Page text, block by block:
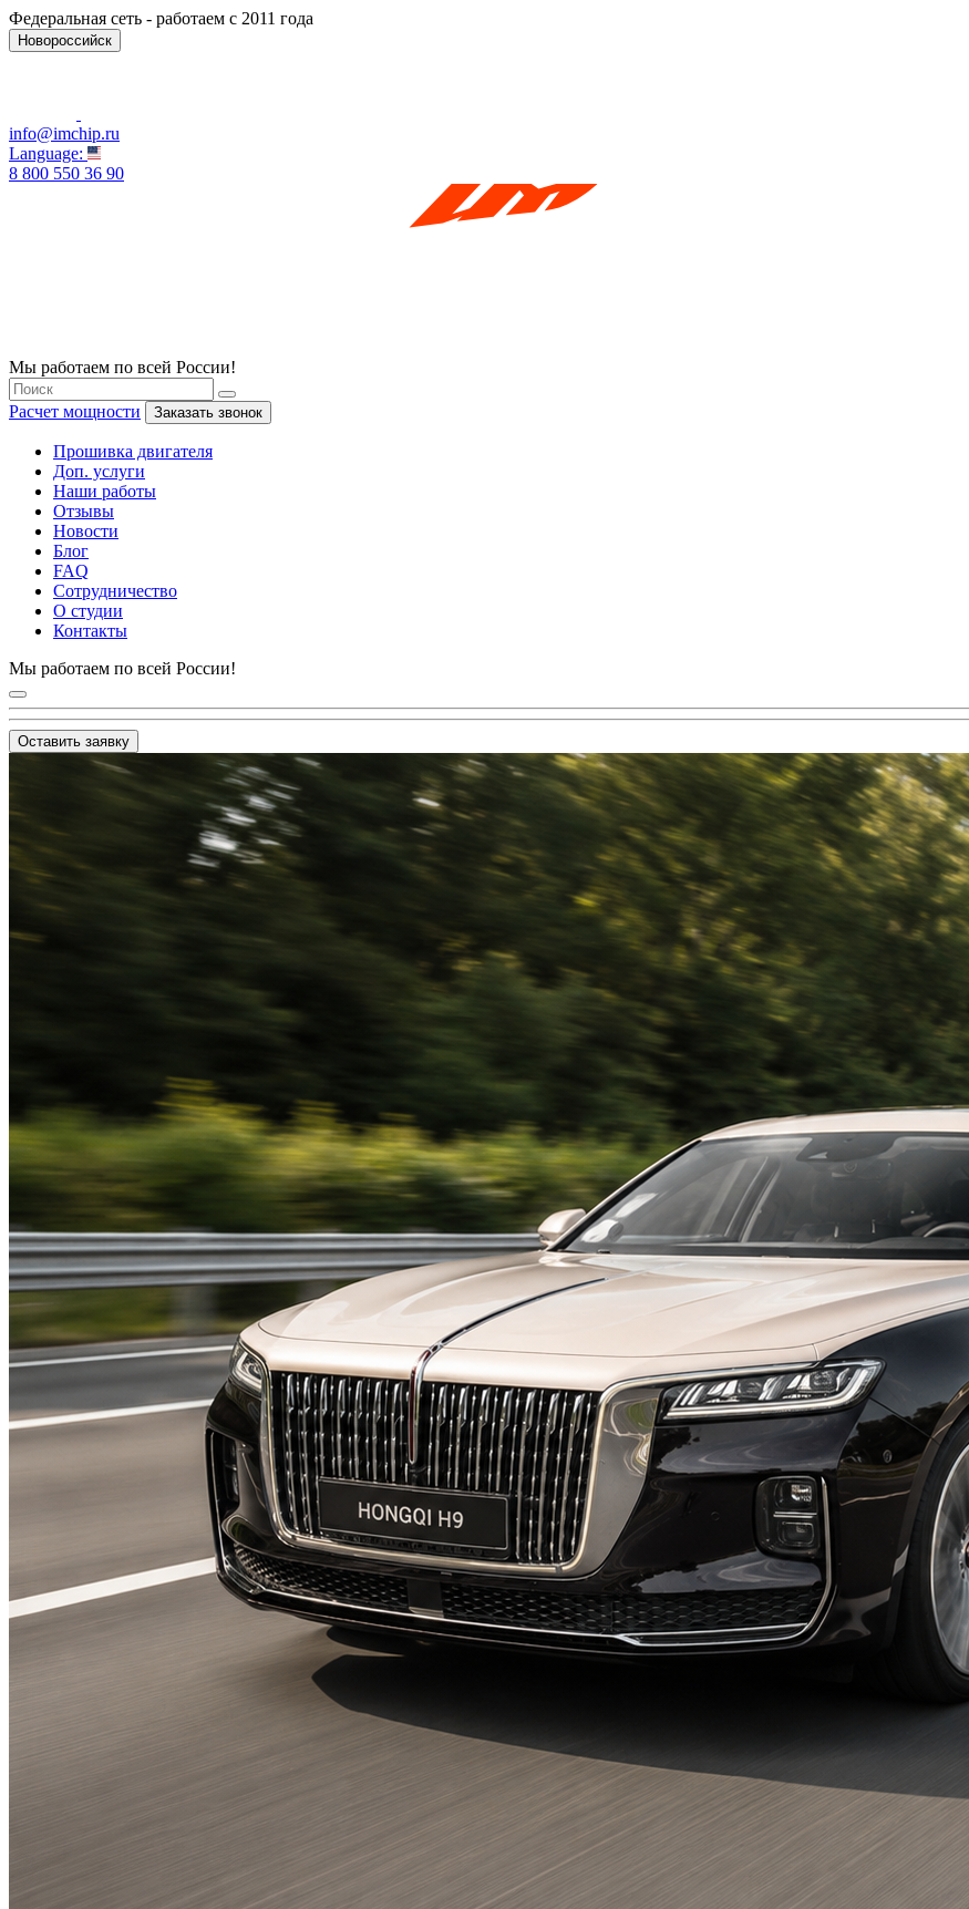
Федеральная сеть - работаем с 2011 года
Новороссийск
info@imchip.ru
Language:
8 800 550 36 90
Мы работаем по всей России!
Расчет мощности Заказать звонок
Прошивка двигателя
Доп. услуги
Наши работы
Отзывы
Новости
Блог
FAQ
Сотрудничество
О студии
Контакты
Мы работаем по всей России!
Оставить заявку